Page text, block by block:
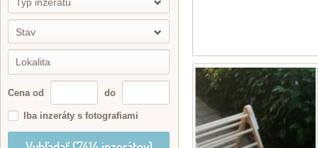
Stav
Cena od do
Iba inzeráty s fotografiami